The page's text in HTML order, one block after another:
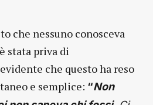
che nessuno conosceva
stata priva di
che questo ha reso
e semplice: “Non